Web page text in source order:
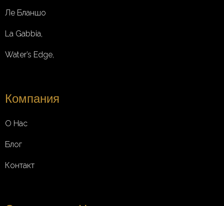
Ле Бланшо
La Gabbia,
Water’s Edge,
Компания
О Нас
Блог
Контакт